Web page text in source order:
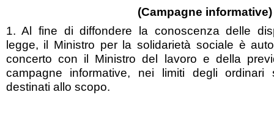
(Campagne informative)
1. Al fine di diffondere la conoscenza delle
legge, il Ministro per la solidarietà sociale è
concerto con il Ministro del lavoro e della
campagne informative, nei limiti degli ordinari
destinati allo scopo.